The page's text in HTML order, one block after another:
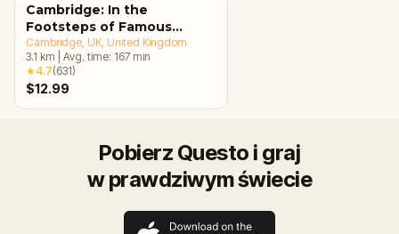
Cambridge: In the
Footsteps of Famous
Alumni Walking Tour &
Escape Game
Cambridge, UK , United Kingdom
3.1 km Avg. time: 167 min
★4.7(631)
$12.99
Pobierz Questo i graj
w prawdziwym świecie